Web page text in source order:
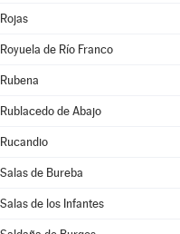
Rojas
Royuela de Río Franco
Rubena
Rublacedo de Abajo
Rucandio
Salas de Bureba
Salas de los Infantes